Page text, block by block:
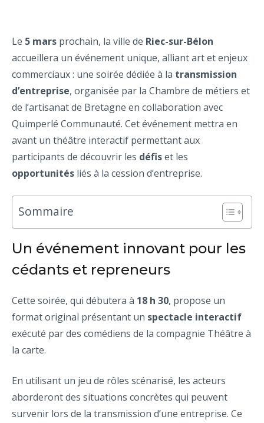
Le 5 mars prochain, la ville de Riec-sur-Bélon
accueillera un événement unique, alliant art et enjeux
commerciaux : une soirée dédiée à la transmission
d’entreprise, organisée par la Chambre de métiers et
de l’artisanat de Bretagne en collaboration avec
Quimperlé Communauté. Cet événement mettra en
avant un théâtre interactif permettant aux
participants de découvrir les défiset les
opportunités liés à la cession d’entreprise.
Sommaire
Un événement innovant pour les
cédants et repreneurs
Cette soirée, qui débutera à 18 h 30, propose un
format original présentant un spectacle interactif
exécuté par des comédiens de la compagnie Théâtre à
la carte.
En utilisant un jeu de rôles scénarisé, les acteurs
aborderont des situations concrètes qui peuvent
survenir lors de la transmission d’une entreprise. Ce